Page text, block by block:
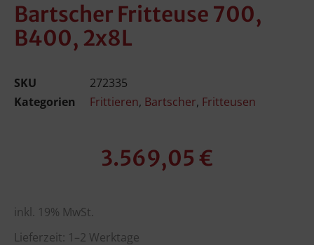
Bartscher Fritteuse 700,
B400, 2x8L
SKU
272335
Kategorien
Frittieren, Bartscher, Fritteusen
3.569,05 €
inkl. 19% MwSt.
Lieferzeit: 1–2 Werktage